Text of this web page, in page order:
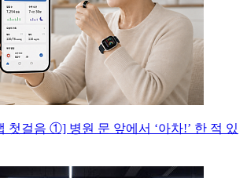
첫걸음 ①] 병원 문 앞에서 ‘아차!’ 한 적 있